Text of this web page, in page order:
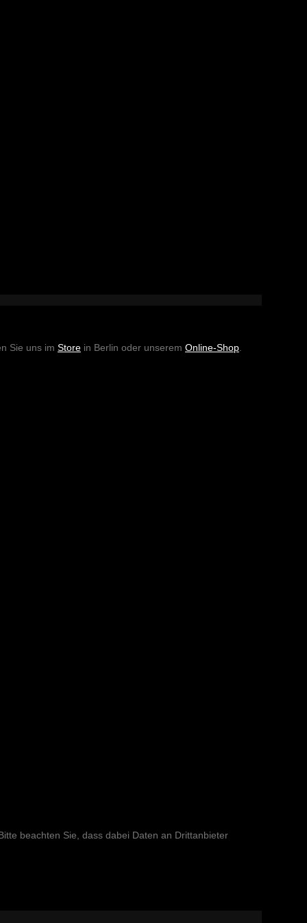
Sie uns im Store in Berlin oder unserem Online-Shop
beachten Sie, dass dabei Daten an Drittanbieter